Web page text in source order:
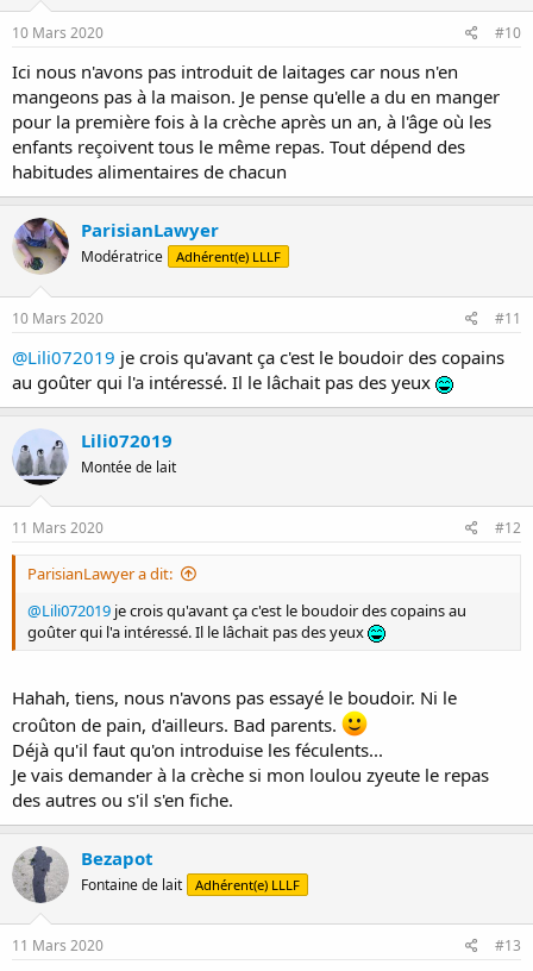
n
s
10 Mars 2020 #10
Ici nous n'avons pas introduit de laitages car nous n'en
mangeons pas à la maison. Je pense qu'elle a du en manger
pour la première fois à la crèche après un an, à l'âge où les
enfants reçoivent tous le même repas. Tout dépend des
habitudes alimentaires de chacun
ParisianLawyer
Modératrice Adhérent(e) LLLF
10 Mars 2020 #11
@Lili072019 je crois qu'avant ça c'est le boudoir des copains
au goûter qui l'a intéressé. Il le lâchait pas des yeux
Lili072019
Montée de lait
11 Mars 2020 #12
ParisianLawyer a dit:
@Lili072019 je crois qu'avant ça c'est le boudoir des copains au
goûter qui l'a intéressé. Il le lâchait pas des yeux
Hahah, tiens, nous n'avons pas essayé le boudoir. Ni le
croûton de pain, d'ailleurs. Bad parents.
Déjà qu'il faut qu'on introduise les féculents...
Je vais demander à la crèche si mon loulou zyeute le repas
des autres ou s'il s'en fiche.
Bezapot
Fontaine de lait Adhérent(e) LLLF
11 Mars 2020 #13